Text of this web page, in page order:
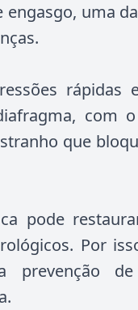
uma
rápidas
com
que
pode
Por
prevenção